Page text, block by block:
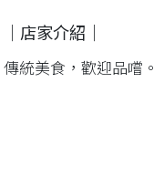
｜店家介紹｜
傳統美食，歡迎品嚐。